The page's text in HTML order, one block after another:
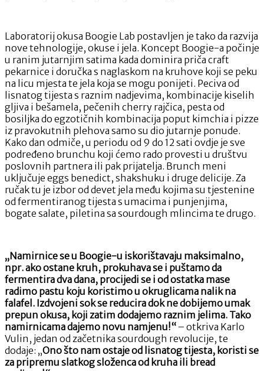
Laboratorij okusa Boogie Lab postavljen je tako da razvija
nove tehnologije, okuse i jela. Koncept Boogie-a počinje
u ranim jutarnjim satima kada dominira priča craft
pekarnice i doručka s naglaskom na kruhove koji se peku
na licu mjesta te jela koja se mogu ponijeti. Peciva od
lisnatog tijesta s raznim nadjevima, kombinacije kiselih
gljiva i bešamela, pečenih cherry rajčica, pesta od
bosiljka do egzotičnih kombinacija poput kimchia i pizze
iz pravokutnih plehova samo su dio jutarnje ponude.
Kako dan odmiče, u periodu od 9 do 12 sati ovdje je sve
podređeno brunchu koji ćemo rado provesti u društvu
poslovnih partnera ili pak prijatelja. Brunch meni
uključuje eggs benedict, shakshuku i druge delicije. Za
ručak tu je izbor od devet jela među kojima su tjestenine
od fermentiranog tijesta s umacima i punjenjima,
bogate salate, piletina sa sourdough mlincima te drugo.
„Namirnice se u Boogie-u iskorištavaju maksimalno,
npr. ako ostane kruh, prokuhava se i puštamo da
fermentira dva dana, procijedi se i od ostatka mase
radimo pastu koju koristimo u okruglicama nalik na
falafel. Izdvojeni sok se reducira dok ne dobijemo umak
prepun okusa, koji zatim dodajemo raznim jelima. Tako
namirnicama dajemo novu namjenu!“ – otkriva Karlo
Vulin, jedan od začetnika sourdough revolucije, te
dodaje: „Ono što nam ostaje od lisnatog tijesta, koristi se
za pripremu slatkog složenca od kruha ili bread